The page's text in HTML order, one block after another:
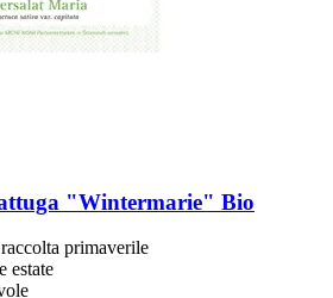
"Wintermarie" Bio
primaverile
estate